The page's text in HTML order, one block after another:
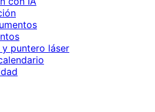
puntero láser